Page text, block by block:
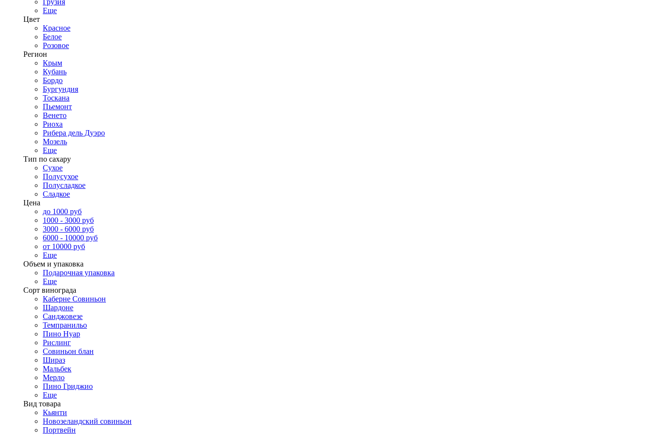
Грузия
Еще
Цвет
Красное
Белое
Розовое
Регион
Крым
Кубань
Бордо
Бургундия
Тоскана
Пьемонт
Венето
Риоха
Рибера дель Дуэро
Мозель
Еще
Тип по сахару
Сухое
Полусухое
Полусладкое
Сладкое
Цена
до 1000 руб
1000 - 3000 руб
3000 - 6000 руб
6000 - 10000 руб
от 10000 руб
Еще
Объем и упаковка
Подарочная упаковка
Еще
Сорт винограда
Каберне Совиньон
Шардоне
Санджовезе
Темпранильо
Пино Нуар
Рислинг
Совиньон блан
Шираз
Мальбек
Мерло
Пино Гриджио
Еще
Вид товара
Кьянти
Новозеландский совиньон
Портвейн